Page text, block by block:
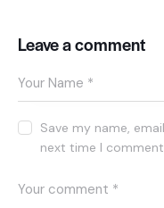
Leave a comment
Save my name,
next time I